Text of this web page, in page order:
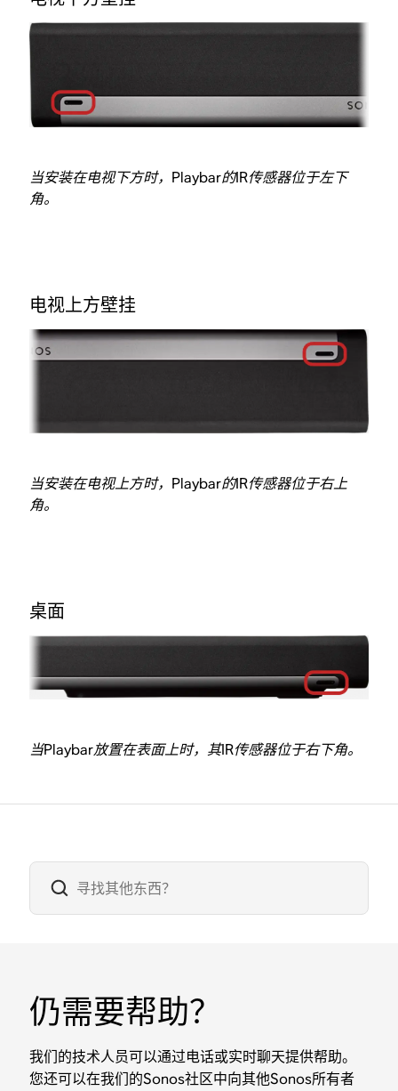
当安装在电视下方时，Playbar的IR传感器位于左下
角。
电视上方壁挂
当安装在电视上方时，Playbar的IR传感器位于右上
角。
桌面
当Playbar放置在表面上时，其IR传感器位于右下角。
仍需要帮助？
我们的技术人员可以通过电话或实时聊天提供帮助。
您还可以在我们的Sonos社区中向其他Sonos所有者